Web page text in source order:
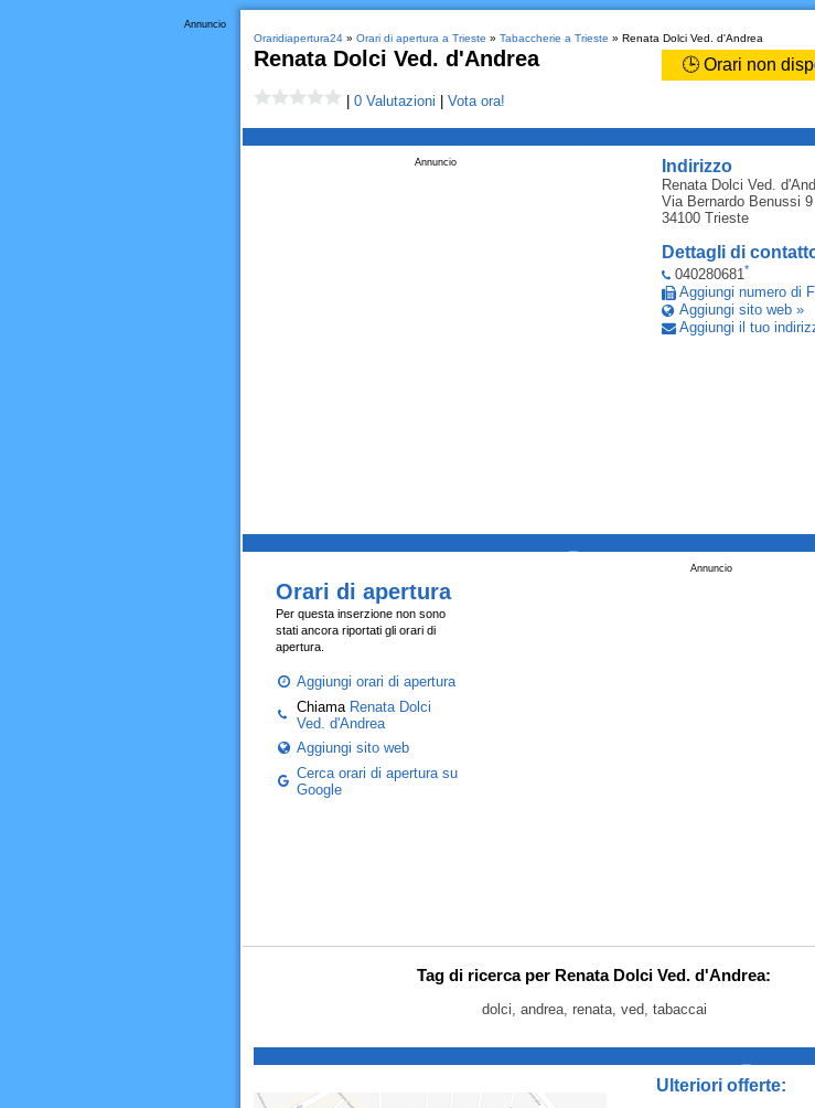
Annuncio
Oraridiapertura24» Orari di apertura a Trieste » Tabaccherie a Trieste » Renata Dolci Ved. d'Andrea
Renata Dolci Ved. d'Andrea 🕒 Orari non
0 Valutazioni Vota ora!
Indirizzo
Renata Dolci Ved.
Via Bernardo Benussi 9
34100 Trieste
Dettagli di
040280681*
Aggiungi numero di
Aggiungi sito web »
Aggiungi il tuo
Annuncio
Annuncio
Orari di apertura
Per questa inserzione non sono
stati ancora riportati gli orari di
apertura.
Aggiungi orari di apertura
Chiama Renata Dolci
Ved. d'Andrea
Aggiungi sito web
Cerca orari di apertura su
Google
Tag di ricerca per Renata Dolci Ved. d'Andrea:
dolci, andrea, renata, ved, tabaccai
Ulteriori offerte: